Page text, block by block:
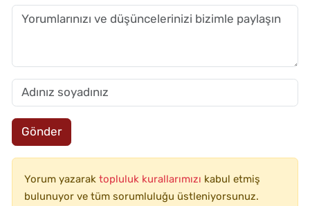
Gönder
Yorum yazarak topluluk kurallarımızı kabul etmiş
bulunuyor ve tüm sorumluluğu üstleniyorsunuz.